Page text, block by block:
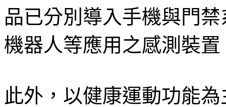
品已分別導入手機與門
機器人等應用之感測裝置
此外，以健康運動功能